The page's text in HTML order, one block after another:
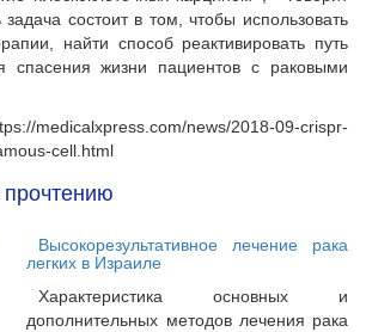
состоит в том, чтобы использовать
найти способ реактивировать путь
спасения жизни пациентов с раковыми
medicalxpress.com/news/2018-09-crispr-
cell.html
Высокорезультативное лечение рака
легких в Израиле
Характеристика основных и
дополнительных методов лечения рака